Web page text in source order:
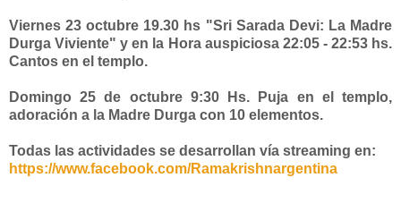
Viernes 23 octubre 19.30 hs "Sri Sarada Devi: La Madre
Durga Viviente" y en la Hora auspiciosa 22:05 - 22:53 hs.
Cantos en el templo.
Domingo 25 de octubre 9:30 Hs. Puja en el templo,
adoración a la Madre Durga con 10 elementos.
Todas las actividades se desarrollan vía streaming en:
https://www.facebook.com/Ramakrishnargentina